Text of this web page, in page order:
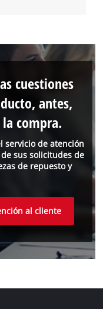
servicio de atención
sus solicitudes de
de repuesto y
cuestiones
antes,
compra.
al cliente